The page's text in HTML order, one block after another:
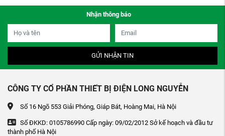
Nhận thông báo
GỬI NHẬN TIN
CÔNG TY CỔ PHẦN THIẾT BỊ ĐIỆN LONG NGUYỄN
Số 16 Ngõ 553 Giải Phóng, Giáp Bát, Hoàng Mai, Hà Nội
Số ĐKKD: 0105786990 Cấp ngày: 09/02/2012 Sở kế hoạch và đầu tư
thành phố Hà Nội